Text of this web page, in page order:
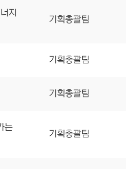
지
기획총괄팀
기획총괄팀
기획총괄팀
는
기획총괄팀